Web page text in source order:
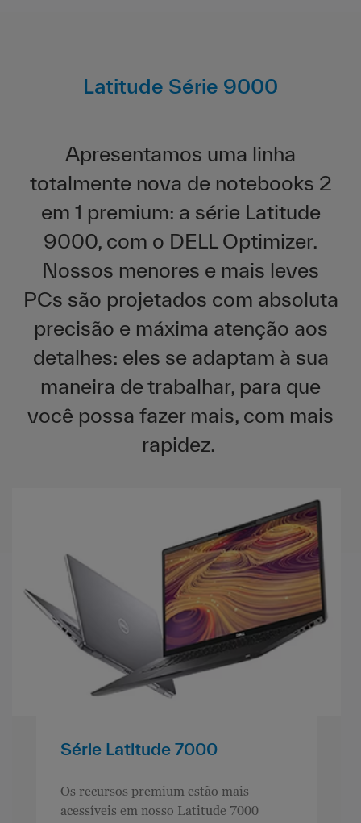
Latitude Série 9000
Apresentamos uma linha
totalmente nova de notebooks 2
em 1 premium: a série Latitude
9000, com o DELL Optimizer.
Nossos menores e mais leves
PCs são projetados com absoluta
precisão e máxima atenção aos
detalhes: eles se adaptam à sua
maneira de trabalhar, para que
você possa fazer mais, com mais
rapidez.
Série Latitude 7000
Os recursos premium estão mais
acessíveis em nosso Latitude 7000